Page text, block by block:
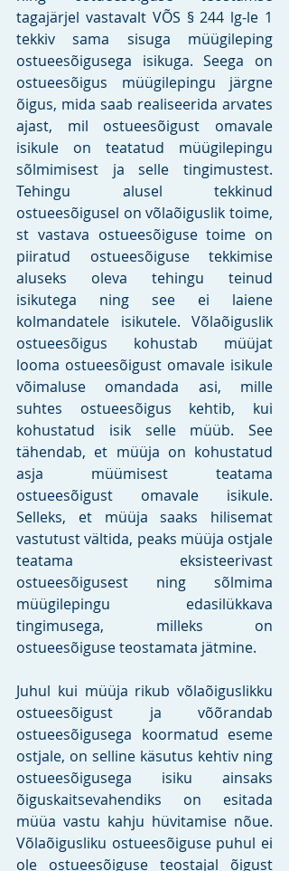
tagajärjel vastavalt VÕS § 244 lg-le 1
tekkiv sama sisuga müügileping
ostueesõigusega isikuga. Seega on
ostueesõigus müügilepingu järgne
õigus, mida saab realiseerida arvates
ajast, mil ostueesõigust omavale
isikule on teatatud müügilepingu
sõlmimisest ja selle tingimustest.
Tehingu alusel tekkinud
ostueesõigusel on võlaõiguslik toime,
st vastava ostueesõiguse toime on
piiratud ostueesõiguse tekkimise
aluseks oleva tehingu teinud
isikutega ning see ei laiene
kolmandatele isikutele. Võlaõiguslik
ostueesõigus kohustab müüjat
looma ostueesõigust omavale isikule
võimaluse omandada asi, mille
suhtes ostueesõigus kehtib, kui
kohustatud isik selle müüb. See
tähendab, et müüja on kohustatud
asja müümisest teatama
ostueesõigust omavale isikule.
Selleks, et müüja saaks hilisemat
vastutust vältida, peaks müüja ostjale
teatama eksisteerivast
ostueesõigusest ning sõlmima
müügilepingu edasilükkava
tingimusega, milleks on
ostueesõiguse teostamata jätmine.
Juhul kui müüja rikub võlaõiguslikku
ostueesõigust ja võõrandab
ostueesõigusega koormatud eseme
ostjale, on selline käsutus kehtiv ning
ostueesõigusega isiku ainsaks
õiguskaitsevahendiks on esitada
müüa vastu kahju hüvitamise nõue.
Võlaõigusliku ostueesõiguse puhul ei
ole ostueesõiguse teostajal õigust